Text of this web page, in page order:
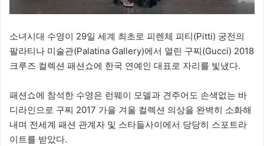
소녀시대 수영이 29일 세계 최초로 피렌체 피티(Pitti) 궁전의
팔라티나 미술관(Palatina Gallery)에서 열린 구찌(Gucci) 2018
크루즈 컬렉션 패션쇼에 한국 연예인 대표로 자리를 빛냈다.
패션쇼에 참석한 수영은 런웨이 모델과 견주어도 손색없는 바
디라인으로 구찌 2017 가을 겨울 컬렉션 의상을 완벽히 소화해
내며 전세계 패션 관계자 및 스타들사이에서 당당히 스포트라
이트를 받았다.